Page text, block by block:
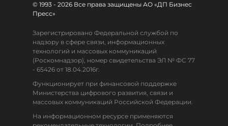
© 1993 - 2026 Все права защищены АО «ДП Бизнес
Пресс»
Зарегистрировано Федеральной службой по
надзору в сфере связи, информационных
технологий и массовых коммуникаций
(Роскомнадзор), номер свидетельства ЭЛ № ФС 77
- 65426 от 18.04.2016г.
Функционирует при финансовой поддержке
Министерства цифрового развития, связи и
массовых коммуникаций Российской Федерации.
На информационном ресурсе применяются